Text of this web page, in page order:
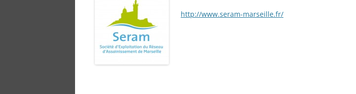
http://www.seram-marseille.fr/